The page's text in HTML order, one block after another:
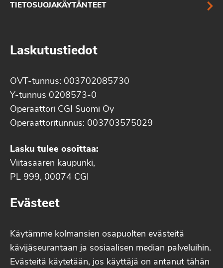
TIETOSUOJAKÄYTÄNTEET
Laskutustiedot
OVT-tunnus: 003702085730
Y-tunnus 0208573-0
Operaattori CGI Suomi Oy
Operaattoritunnus: 003703575029
Lasku tulee osoittaa:
Viitasaaren kaupunki,
PL 999, 00074 CGI
Evästeet
Käytämme kolmansien osapuolten evästeitä
kävijäseurantaan ja sosiaalisen median palveluihin.
Evästeitä käytetään, jos käyttäjä on antanut tähän